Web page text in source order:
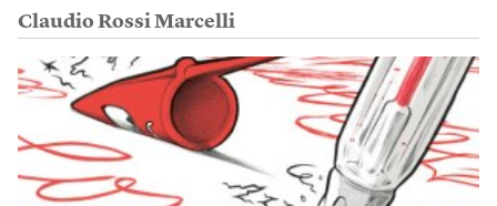
Claudio Rossi Marcelli